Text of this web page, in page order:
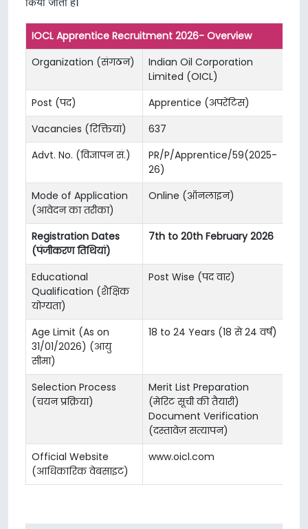
IOCL Apprentice Recruitment 2026- Overview
Organization (संगठन)
Indian Oil Corporation
Limited (OICL)
Post (पद)
Apprentice (अपरेंटिस)
Vacancies (रिक्तियां)
637
Advt. No. (विज्ञापन सं.)
PR/P/Apprentice/59(2025-
26)
Mode of Application
(आवेदन का तरीका)
Online (ऑनलाइन)
Registration Dates
(पंजीकरण तिथियां)
7th to 20th February 2026
Educational
Qualification (शैक्षिक
योग्यता)
Post Wise (पद वार)
Age Limit (As on
31/01/2026) (आयु
सीमा)
18 to 24 Years (18 से 24 वर्ष)
Selection Process
(चयन प्रक्रिया)
Merit List Preparation
(मेरिट सूची की तैयारी)
Document Verification
(दस्तावेज़ सत्यापन)
Official Website
(आधिकारिक वेबसाइट)
www.oicl.com